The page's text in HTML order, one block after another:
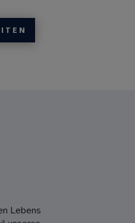
Lebens